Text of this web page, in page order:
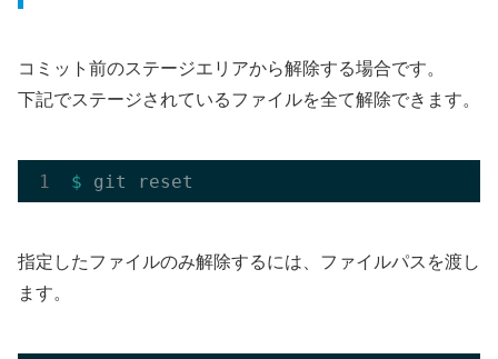
コミット前のステージエリアから解除する場合です。
下記でステージされているファイルを全て解除できます。
$
指定したファイルのみ解除するには、ファイルパスを渡し
ます。